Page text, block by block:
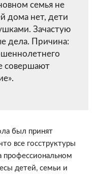
семья не
дома нет, дети
Зачастую
дела. Причина:
совершают
был принят
все госструктуры
профессиональном
детей, семьи и